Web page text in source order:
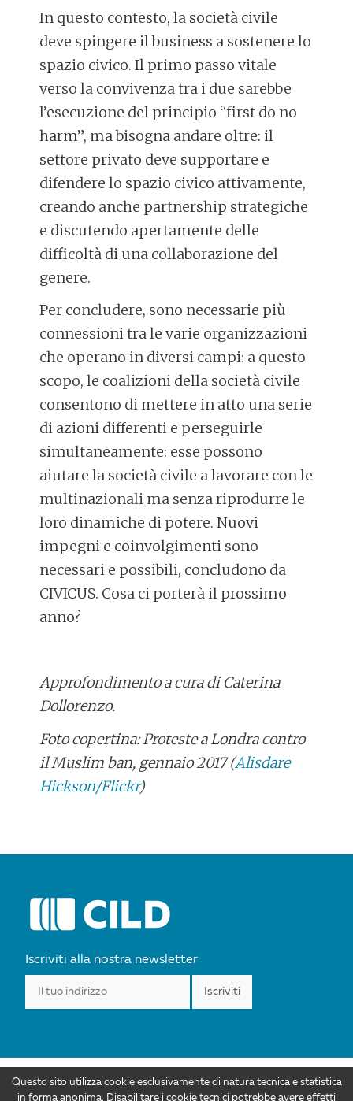
In questo contesto, la società civile
deve spingere il business a sostenere lo
spazio civico. Il primo passo vitale
verso la convivenza tra i due sarebbe
l’esecuzione del principio “first do no
harm”, ma bisogna andare oltre: il
settore privato deve supportare e
difendere lo spazio civico attivamente,
creando anche partnership strategiche
e discutendo apertamente delle
difficoltà di una collaborazione del
genere.
Per concludere, sono necessarie più
connessioni tra le varie organizzazioni
che operano in diversi campi: a questo
scopo, le coalizioni della società civile
consentono di mettere in atto una serie
di azioni differenti e perseguirle
simultaneamente: esse possono
aiutare la società civile a lavorare con le
multinazionali ma senza riprodurre le
loro dinamiche di potere. Nuovi
impegni e coinvolgimenti sono
necessari e possibili, concludono da
CIVICUS. Cosa ci porterà il prossimo
anno?
Approfondimento a cura di Caterina
Dollorenzo.
Foto copertina: Proteste a Londra contro
il Muslim ban, gennaio 2017 (Alisdare
Hickson/Flickr)
POST
Iscriviti alla nostra newsletter
Questo sito utilizza cookie esclusivamente di natura tecnica e statistica
in forma anonima. Disabilitare i cookie tecnici potrebbe avere effetti